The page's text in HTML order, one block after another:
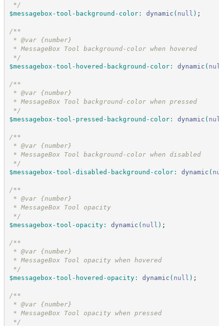
*/
$messagebox-tool-background-color: dynamic ( null ) ;
/**
* @var {number}
* MessageBox Tool background-color when hovered
*/
$messagebox-tool-hovered-background-color: dynamic (
/**
* @var {number}
* MessageBox Tool background-color when pressed
*/
$messagebox-tool-pressed-background-color: dynamic (
/**
* @var {number}
* MessageBox Tool background-color when disabled
*/
$messagebox-tool-disabled-background-color: dynamic (
/**
* @var {number}
* MessageBox Tool opacity
*/
$messagebox-tool-opacity: dynamic ( null ) ;
/**
* @var {number}
* MessageBox Tool opacity when hovered
*/
$messagebox-tool-hovered-opacity: dynamic ( null ) ;
/**
* @var {number}
* MessageBox Tool opacity when pressed
*/